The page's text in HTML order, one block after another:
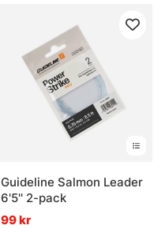
Guideline Salmon Leader
6'5'' 2-pack
99 kr